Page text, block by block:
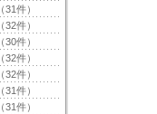
（31件）
（32件）
（30件）
（32件）
（32件）
（31件）
（31件）